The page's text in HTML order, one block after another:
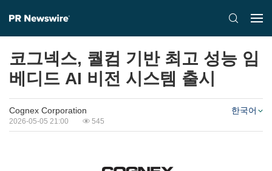
코그넥스, 퀄컴 기반 최고 성능 임
베디드 AI 비전 시스템 출시
Cognex Corporation
2026-05-05 21:00 545
한국어